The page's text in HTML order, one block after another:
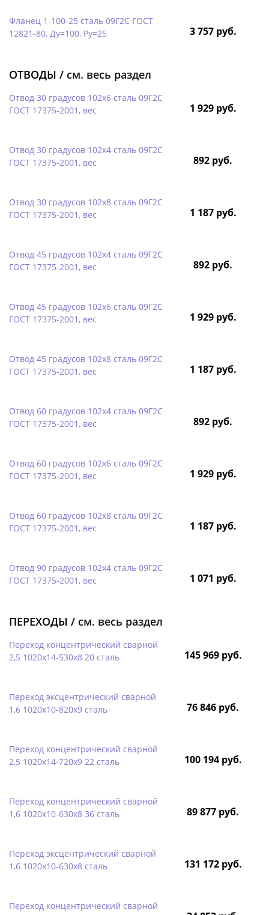
Фланец 1-100-25 сталь 09Г2С ГОСТ
12821-80, Ду=100, Ру=25
3 757 руб.
ОТВОДЫ / см. весь раздел
Отвод 30 градусов 102х6 сталь 09Г2С
ГОСТ 17375-2001, вес
1 929 руб.
Отвод 30 градусов 102х4 сталь 09Г2С
ГОСТ 17375-2001, вес
892 руб.
Отвод 30 градусов 102х8 сталь 09Г2С
ГОСТ 17375-2001, вес
1 187 руб.
Отвод 45 градусов 102х4 сталь 09Г2С
ГОСТ 17375-2001, вес
892 руб.
Отвод 45 градусов 102х6 сталь 09Г2С
ГОСТ 17375-2001, вес
1 929 руб.
Отвод 45 градусов 102х8 сталь 09Г2С
ГОСТ 17375-2001, вес
1 187 руб.
Отвод 60 градусов 102х4 сталь 09Г2С
ГОСТ 17375-2001, вес
892 руб.
Отвод 60 градусов 102х6 сталь 09Г2С
ГОСТ 17375-2001, вес
1 929 руб.
Отвод 60 градусов 102х8 сталь 09Г2С
ГОСТ 17375-2001, вес
1 187 руб.
Отвод 90 градусов 102х4 сталь 09Г2С
ГОСТ 17375-2001, вес
1 071 руб.
ПЕРЕХОДЫ / см. весь раздел
Переход концентрический сварной
2,5 1020х14-530х8 20 сталь
145 969 руб.
Переход эксцентрический сварной
1,6 1020х10-820х9 сталь
76 846 руб.
Переход концентрический сварной
2,5 1020х14-720х9 22 сталь
100 194 руб.
Переход концентрический сварной
1,6 1020х10-630х8 36 сталь
89 877 руб.
Переход эксцентрический сварной
1,6 1020х10-630х8 сталь
131 172 руб.
Переход концентрический сварной